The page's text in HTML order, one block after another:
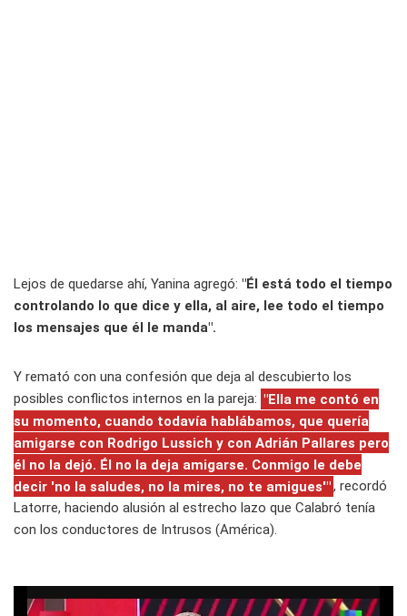
Lejos de quedarse ahí, Yanina agregó: "Él está todo el tiempo
controlando lo que dice y ella, al aire, lee todo el tiempo
los mensajes que él le manda".
Y remató con una confesión que deja al descubierto los
posibles conflictos internos en la pareja: "Ella me contó en
su momento, cuando todavía hablábamos, que quería
amigarse con Rodrigo Lussich y con Adrián Pallares pero
él no la dejó. Él no la deja amigarse. Conmigo le debe
decir 'no la saludes, no la mires, no te amigues'", recordó
Latorre, haciendo alusión al estrecho lazo que Calabró tenía
con los conductores de Intrusos (América).